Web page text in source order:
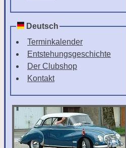
Deutsch
Terminkalender
Entstehungsgeschichte
Der Clubshop
Kontakt